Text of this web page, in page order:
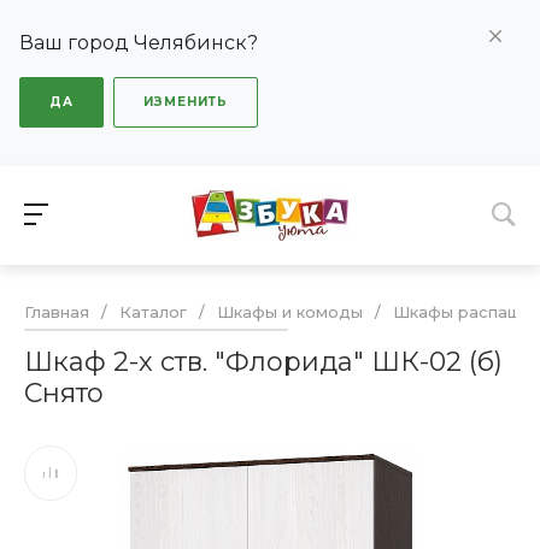
Ваш город Челябинск?
ДА ИЗМЕНИТЬ
Главная / Каталог / Шкафы и комоды / Шкафы
Шкаф 2-х ств. "Флорида" ШК-02 (б)
Снято